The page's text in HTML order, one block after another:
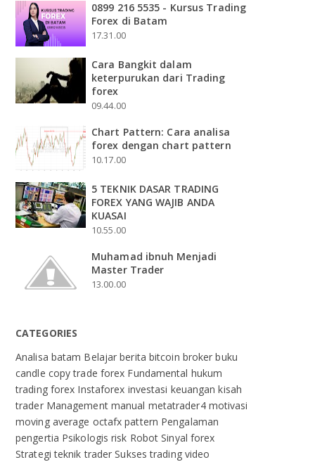
0899 216 5535 - Kursus Trading
Forex di Batam
17.31.00
Cara Bangkit dalam
keterpurukan dari Trading
forex
09.44.00
Chart Pattern: Cara analisa
forex dengan chart pattern
10.17.00
5 TEKNIK DASAR TRADING
FOREX YANG WAJIB ANDA
KUASAI
10.55.00
Muhamad ibnuh Menjadi
Master Trader
13.00.00
CATEGORIES
Analisa batam Belajarberita bitcoin brokerbuku
candle copy trade forex Fundamental hukum
trading forex Instaforex investasi keuangankisah
trader Management manual metatrader4 motivasi
moving average octafxpattern Pengalaman
pengertia Psikologisrisk RobotSinyal forex
Strategitekniktrader Suksestrading video